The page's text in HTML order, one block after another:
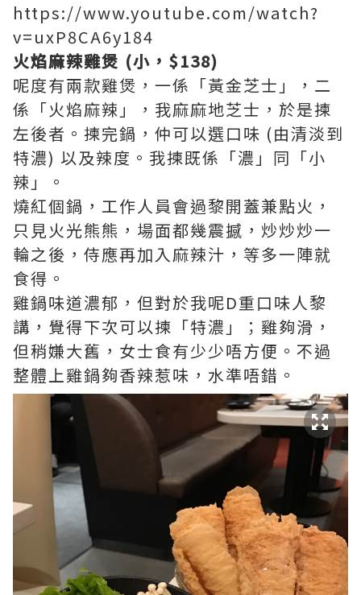
https://www.youtube.com/watch?
v=uxP8CA6y184
火焰麻辣雞煲 (小，$138)
呢度有兩款雞煲，一係「黃金芝士」，二
係「火焰麻辣」，我麻麻地芝士，於是揀
左後者。揀完鍋，仲可以選口味 (由清淡到
特濃) 以及辣度。我揀既係「濃」同「小
辣」。
燒紅個鍋，工作人員會過黎開蓋兼點火，
只見火光熊熊，場面都幾震撼，炒炒炒一
輪之後，侍應再加入麻辣汁，等多一陣就
食得。
雞鍋味道濃郁，但對於我呢D重口味人黎
講，覺得下次可以揀「特濃」；雞夠滑，
但稍嫌大舊，女士食有少少唔方便。不過
整體上雞鍋夠香辣惹味，水準唔錯。